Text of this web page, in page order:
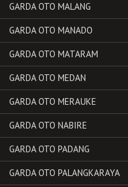
GARDA OTO MALANG
GARDA OTO MANADO
GARDA OTO MATARAM
GARDA OTO MEDAN
GARDA OTO MERAUKE
GARDA OTO NABIRE
GARDA OTO PADANG
GARDA OTO PALANGKARAYA